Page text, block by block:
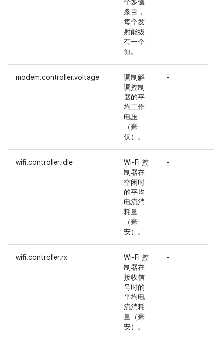
个多值
条目，
每个发
射能级
有一个
值。
modem.controller.voltage
调制解
调控制
器的平
均工作
电压
（毫
伏）。
-
wifi.controller.idle
Wi-Fi 控
制器在
空闲时
的平均
电流消
耗量
（毫
安）。
-
wifi.controller.rx
Wi-Fi 控
制器在
接收信
号时的
平均电
流消耗
量（毫
安）。
-